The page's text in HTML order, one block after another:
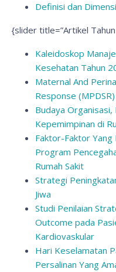
Definisi dan
{slider title=”Artikel
Kaleidoskop
Kesehatan Tahun
Maternal And
Response (MPDSR)
Budaya Organisasi,
Kepemimpinan di
Faktor-Faktor Yang
Program
Rumah Sakit
Strategi
Jiwa
Studi Penilaian
Outcome pada
Kardiovaskular
Hari Keselamatan
Persalinan Yang